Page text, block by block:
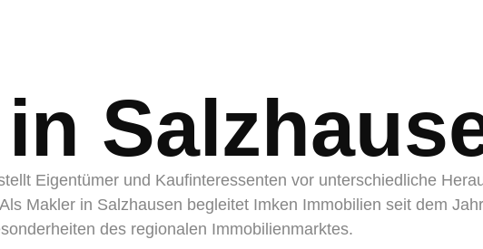
Eigentümer und Kaufinteressenten vor unterschiedliche
Makler in Salzhausen begleitet Imken Immobilien seit dem
des regionalen Immobilienmarktes.